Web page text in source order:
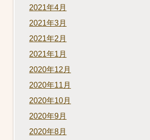
2021年4月
2021年3月
2021年2月
2021年1月
2020年12月
2020年11月
2020年10月
2020年9月
2020年8月